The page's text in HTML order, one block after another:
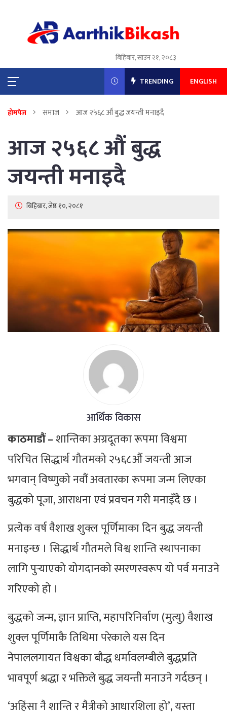
बिहिबार, साउन २१, २०८३
TRENDING ENGLISH
होमपेज समाज आज २५६८ औं बुद्ध जयन्ती मनाइदै
आज २५६८ औं बुद्ध
जयन्ती मनाइदै
बिहिबार, जेष्ठ १०, २०८१
आर्थिक विकास
काठमाडौं –शान्तिका अग्रदूतका रूपमा विश्वमा
परिचित सिद्धार्थ गौतमको २५६८औं जयन्ती आज
भगवान् विष्णुको नवौं अवतारका रूपमा जन्म लिएका
बुद्धको पूजा, आराधना एवं प्रवचन गरी मनाइँदै छ ।
प्रत्येक वर्ष वैशाख शुक्ल पूर्णिमाका दिन बुद्ध जयन्ती
मनाइन्छ । सिद्धार्थ गौतमले विश्व शान्ति स्थापनाका
लागि पुर्‍याएको योगदानको स्मरणस्वरूप यो पर्व मनाउने
गरिएको हो ।
बुद्धको जन्म, ज्ञान प्राप्ति, महापरिनिर्वाण (मुत्यु) वैशाख
शुक्ल पूर्णिमाकै तिथिमा परेकाले यस दिन
नेपाललगायत विश्वका बौद्ध धर्मावलम्बीले बुद्धप्रति
भावपूर्ण श्रद्धा र भक्तिले बुद्ध जयन्ती मनाउने गर्दछन् ।
‘अहिंसा नै शान्ति र मैत्रीको आधारशिला हो’, यस्ता